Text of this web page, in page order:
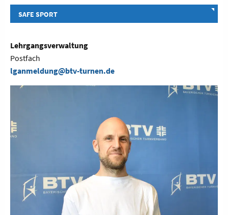
SAFE SPORT
Lehrgangsverwaltung
Postfach
lganmeldung@btv-turnen.de